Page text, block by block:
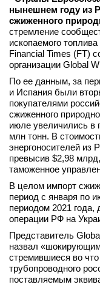
нынешнем году из
сжиженного
стремление
ископаемого
Financial Times (FT)
организации Global
По ее данным, за
и Испания были
покупателями
сжиженного
июле увеличились в
млн тонн. В
энергоносителей из
превысив $2,98
таможенное
В целом импорт
период с января по
периодом 2021
операции РФ на
Представитель
назвал
стремившиеся во
трубопроводного
поставляемым